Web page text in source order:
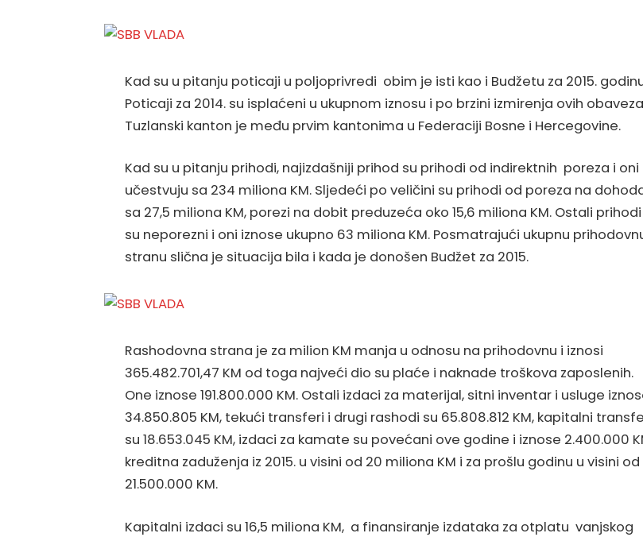
Kad su u pitanju poticaji u poljoprivredi obim je isti kao i Budžetu za 2015.
Poticaji za 2014. su isplaćeni u ukupnom iznosu i po brzini izmirenja ovih obaveza
Tuzlanski kanton je među prvim kantonima u Federaciji Bosne i Hercegovine.
Kad su u pitanju prihodi, najizdašniji prihod su prihodi od indirektnih poreza i oni
učestvuju sa 234 miliona KM. Sljedeći po veličini su prihodi od poreza na
sa 27,5 miliona KM, porezi na dobit preduzeća oko 15,6 miliona KM. Ostali prihodi
su neporezni i oni iznose ukupno 63 miliona KM. Posmatrajući ukupnu
stranu slična je situacija bila i kada je donošen Budžet za 2015.
Rashodovna strana je za milion KM manja u odnosu na prihodovnu i iznosi
365.482.701,47 KM od toga najveći dio su plaće i naknade troškova zaposlenih.
One iznose 191.800.000 KM. Ostali izdaci za materijal, sitni inventar i usluge
34.850.805 KM, tekući transferi i drugi rashodi su 65.808.812 KM, kapitalni
su 18.653.045 KM, izdaci za kamate su povećani ove godine i iznose 2.400.000
kreditna zaduženja iz 2015. u visini od 20 miliona KM i za prošlu godinu u visini od
21.500.000 KM.
Kapitalni izdaci su 16,5 miliona KM, a finansiranje izdataka za otplatu vanjskog